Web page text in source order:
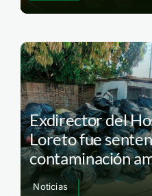
Exdirector del
Loreto fue
contaminación
Noticias